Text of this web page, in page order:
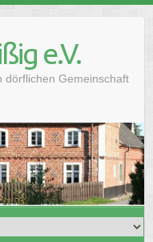
e.V.
dörflichen Gemeinschaft